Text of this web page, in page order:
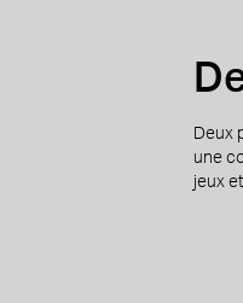
Deux
une
jeux